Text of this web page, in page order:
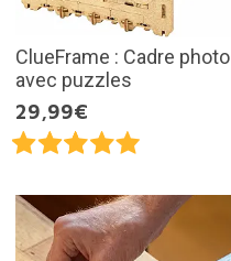
ClueFrame : Cadre photo
avec puzzles
29,99€